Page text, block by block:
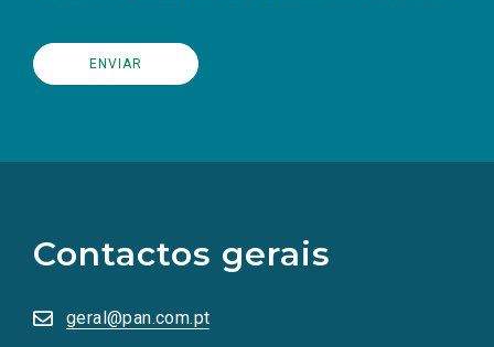
Contactos gerais
geral@pan.com.pt
redes
sociais
numa
nova